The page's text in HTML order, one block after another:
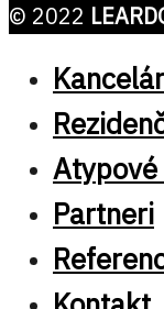
© 2022
Partneri